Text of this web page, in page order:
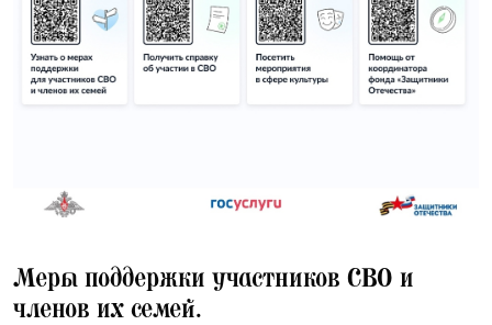
Меры поддержки участников СВО и
членов их семей.